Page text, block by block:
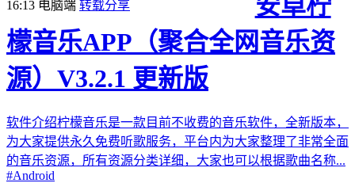
16:13 电脑端 转载分享
安卓柠
檬音乐APP（聚合全网音乐资
源）V3.2.1 更新版
软件介绍柠檬音乐是一款目前不收费的音乐软件，全新版本，
为大家提供永久免费听歌服务，平台内为大家整理了非常全面
的音乐资源，所有资源分类详细，大家也可以根据歌曲名称...
#Android